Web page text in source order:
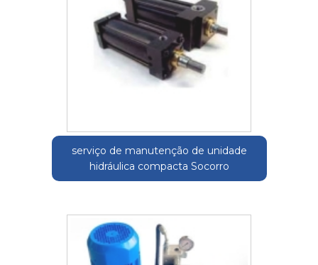
serviço de manutenção de unidade
hidráulica compacta Socorro